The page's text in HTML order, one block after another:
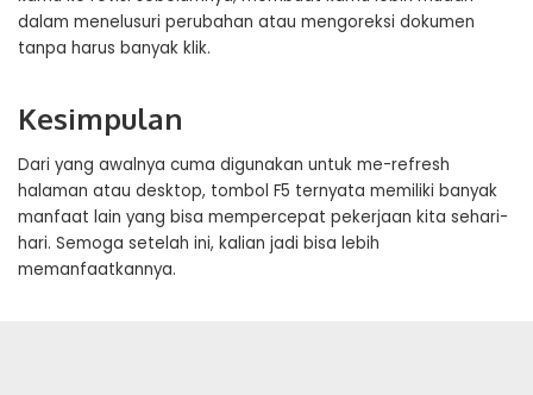
dalam menelusuri perubahan atau mengoreksi dokumen
tanpa harus banyak klik.
Kesimpulan
Dari yang awalnya cuma digunakan untuk me-refresh
halaman atau desktop, tombol F5 ternyata memiliki banyak
manfaat lain yang bisa mempercepat pekerjaan kita sehari-
hari. Semoga setelah ini, kalian jadi bisa lebih
memanfaatkannya.